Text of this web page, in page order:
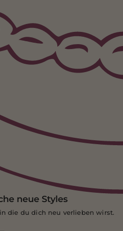
neue Styles
die du dich neu verlieben wirst.